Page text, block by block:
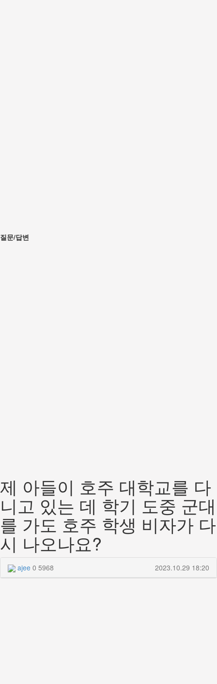
질문/답변
제 아들이 호주 대학교를 다
니고 있는 데 학기 도중 군대
를 가도 호주 학생 비자가 다
시 나오나요?
ajee 0 5968 2023.10.29 18:20